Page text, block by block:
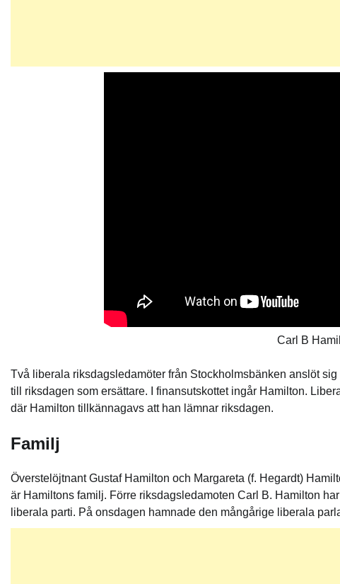
Carl B
Två liberala riksdagsledamöter från Stockholmsbänken anslöt
till riksdagen som ersättare. I finansutskottet ingår Hamilton.
där Hamilton tillkännagavs att han lämnar riksdagen.
Familj
Överstelöjtnant Gustaf Hamilton och Margareta (f. Hegardt)
är Hamiltons familj. Förre riksdagsledamoten Carl B. Hamilton
liberala parti. På onsdagen hamnade den mångårige liberala